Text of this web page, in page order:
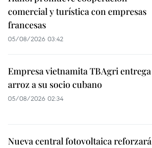
comercial y turística con empresas
francesas
05/08/2026 03:42
Empresa vietnamita TBAgri entrega
arroz a su socio cubano
05/08/2026 02:34
Nueva central fotovoltaica reforzará